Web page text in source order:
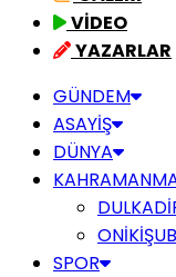
VİDEO
YAZARLAR
GÜNDEM
ASAYİŞ
DÜNYA
SPOR